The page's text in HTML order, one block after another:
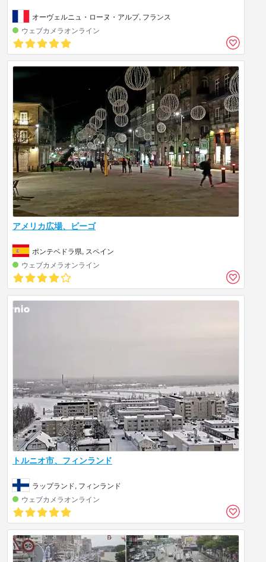
オーヴェルニュ・ローヌ・アルプ, フランス
ウェブカメラオンライン
アメリカ広場、ビーゴ
ポンテベドラ県, スペイン
ウェブカメラオンライン
トルニオ市、フィンランド
ラップランド, フィンランド
ウェブカメラオンライン